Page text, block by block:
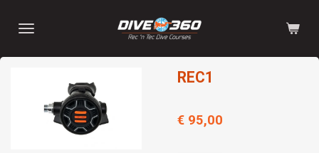
direct
hoofdinhoud
REC1
€ 95,00